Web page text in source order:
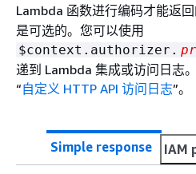
Lambda 函数进行编码才能返回
是可选的。您可以使用
$context.authorizer.
递到 Lambda 集成或访问日志
“自定义 HTTP API 访问日志”。
Simple response IAM